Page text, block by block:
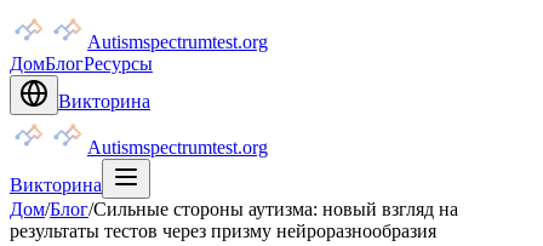
Autismspectrumtest.org
ДомБлогРесурсы
Викторина
Autismspectrumtest.org
Викторина
Дом/Блог/Сильные стороны аутизма: новый взгляд на
результаты тестов через призму нейроразнообразия